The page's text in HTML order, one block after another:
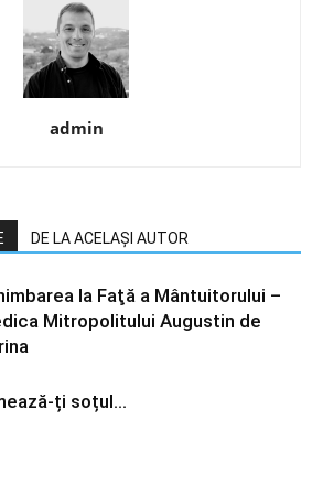
admin
DE LA ACELAȘI AUTOR
la Faţă a Mântuitorului –
Mitropolitului Augustin de
ți soțul…